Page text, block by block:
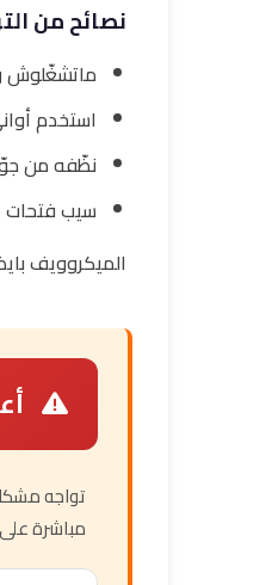
نصائح من
استخدم
نظّفه من
سيب
الميكروويف بايظ؟
تواجه
مباشرة على